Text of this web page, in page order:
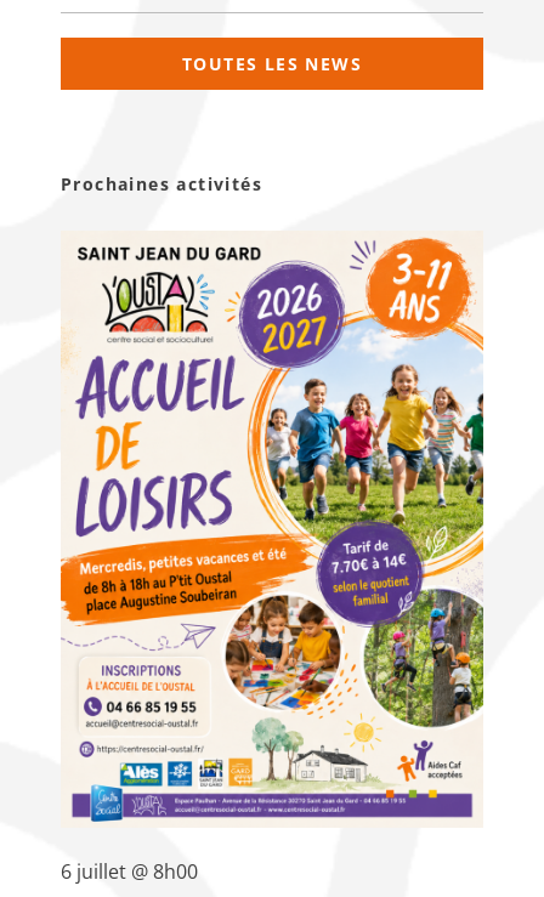
TOUTES LES NEWS
Prochaines activités
6 juillet @ 8h00